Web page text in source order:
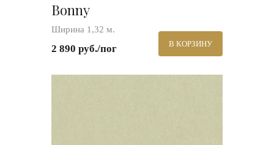
Bonny
Ширина 1,32 м.
2 890 руб./пог В КОРЗИНУ